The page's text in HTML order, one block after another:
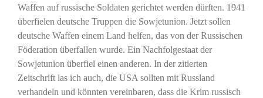
Waffen auf russische Soldaten gerichtet werden dürften. 1941
überfielen deutsche Truppen die Sowjetunion. Jetzt sollen
deutsche Waffen einem Land helfen, das von der Russischen
Föderation überfallen wurde. Ein Nachfolgestaat der
Sowjetunion überfiel einen anderen. In der zitierten
Zeitschrift las ich auch, die USA sollten mit Russland
verhandeln und könnten vereinbaren, dass die Krim russisch